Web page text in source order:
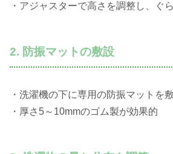
・アジャスターで高さを調整し、ぐ
2. 防振マットの敷設
・洗濯機の下に専用の防振マットを敷
・厚さ5～10mmのゴム製が効果的